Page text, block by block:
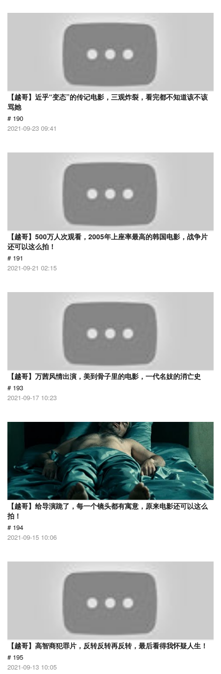
【越哥】近乎“变态”的传记电影，三观炸裂，看完都不知道该不该
骂她
# 190
2021-09-23 09:41
【越哥】500万人次观看，2005年上座率最高的韩国电影，战争片
还可以这么拍！
# 191
2021-09-21 02:15
【越哥】万茜风情出演，美到骨子里的电影，一代名妓的消亡史
# 193
2021-09-17 10:23
【越哥】给导演跪了，每一个镜头都有寓意，原来电影还可以这么
拍！
# 194
2021-09-15 10:06
【越哥】高智商犯罪片，反转反转再反转，最后看得我怀疑人生！
# 195
2021-09-13 10:05